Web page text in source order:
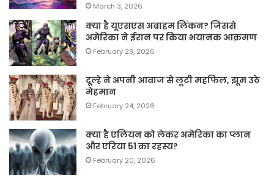
March 3, 2026
क्या है यूएसएस अब्राहम लिंकन? जिससे
अमेरिका ने ईरान पर किया भयानक आक्रमण
February 28, 2026
दूल्हे ने अपनी आवाज से लूटी महफिल, झूम उठे
मेहमान
February 24, 2026
क्या है एलियन को लेकर अमेरिका का प्लान
और एरिया 51 का रहस्य?
February 20, 2026